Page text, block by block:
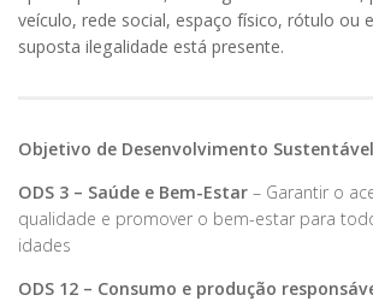
veículo, rede social, espaço físico, rótulo ou
suposta ilegalidade está presente.
Objetivo de Desenvolvimento
ODS 3 – Saúde e Bem-Estar – Garantir o
qualidade e promover o bem-estar para
idades
ODS 12 – Consumo e produção